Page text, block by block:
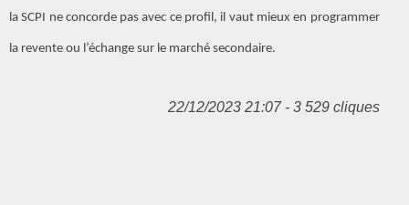
la SCPI ne concorde pas avec ce profil, il vaut mieux en programmer
la revente ou l’échange sur le marché secondaire.
22/12/2023 21:07 - 3 529 cliques